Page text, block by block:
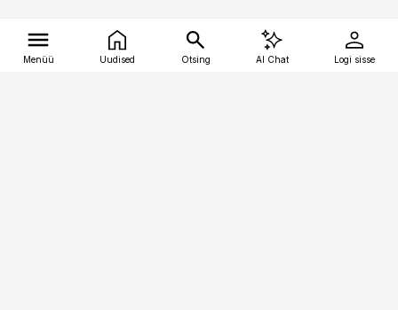
Menüü Uudised Otsing AI Chat Logi sisse